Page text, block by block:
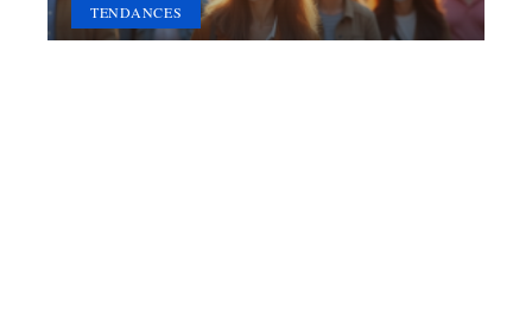
TENDANCES